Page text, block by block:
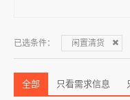
已选条件： 闲置清货
全部 只看需求信息